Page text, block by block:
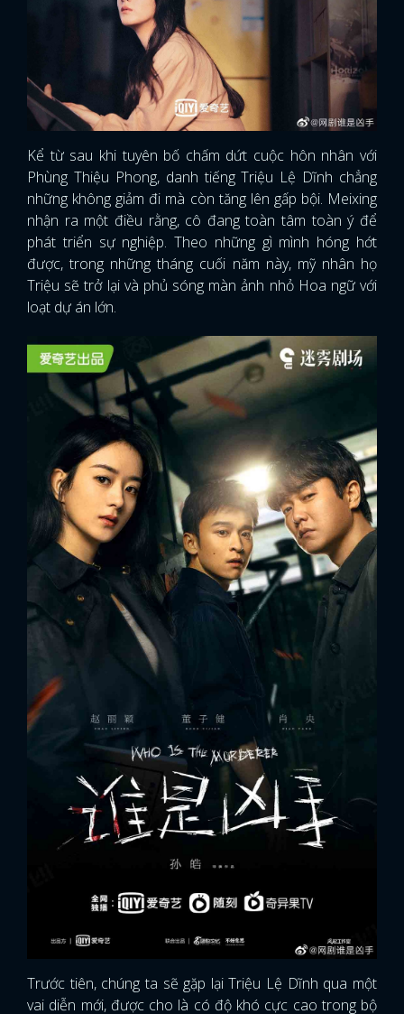
Kể từ sau khi tuyên bố chấm dứt cuộc hôn nhân với
Phùng Thiệu Phong, danh tiếng Triệu Lệ Dĩnh chẳng
những không giảm đi mà còn tăng lên gấp bội. Meixing
nhận ra một điều rằng, cô đang toàn tâm toàn ý để
phát triển sự nghiệp. Theo những gì mình hóng hớt
được, trong những tháng cuối năm này, mỹ nhân họ
Triệu sẽ trở lại và phủ sóng màn ảnh nhỏ Hoa ngữ với
loạt dự án lớn.
Trước tiên, chúng ta sẽ gặp lại Triệu Lệ Dĩnh qua một
vai diễn mới, được cho là có độ khó cực cao trong bộ